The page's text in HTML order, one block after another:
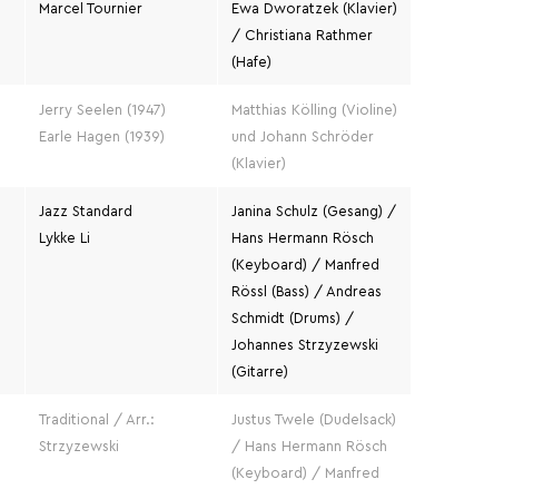
Marcel Tournier
Ewa Dworatzek (Klavier)
/ Christiana Rathmer
(Hafe)
Jerry Seelen (1947)
Earle Hagen (1939)
Matthias Kölling (Violine)
und Johann Schröder
(Klavier)
Jazz Standard
Lykke Li
Janina Schulz (Gesang) /
Hans Hermann Rösch
(Keyboard) / Manfred
Rössl (Bass) / Andreas
Schmidt (Drums) /
Johannes Strzyzewski
(Gitarre)
Traditional / Arr.:
Strzyzewski
Justus Twele (Dudelsack)
/ Hans Hermann Rösch
(Keyboard) / Manfred